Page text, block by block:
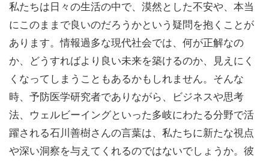
私たちは日々の生活の中で、漠然とした不安や、本当
にこのままで良いのだろうかという疑問を抱くことが
あります。情報過多な現代社会では、何が正解なの
か、どうすればより良い未来を築けるのか、見えにく
くなってしまうこともあるかもしれません。そんな
時、予防医学研究者でありながら、ビジネスや思考
法、ウェルビーイングといった多岐にわたる分野で活
躍される石川善樹さんの言葉は、私たちに新たな視点
や深い洞察を与えてくれるのではないでしょうか。彼